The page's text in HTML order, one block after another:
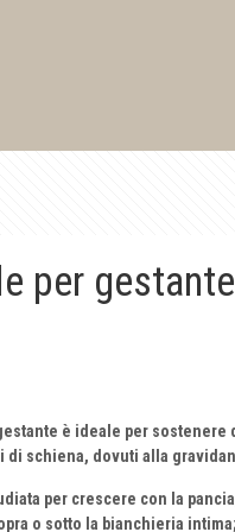
per gestante
è ideale per sostenere
schiena, dovuti alla
per crescere con la
o sotto la bianchieria